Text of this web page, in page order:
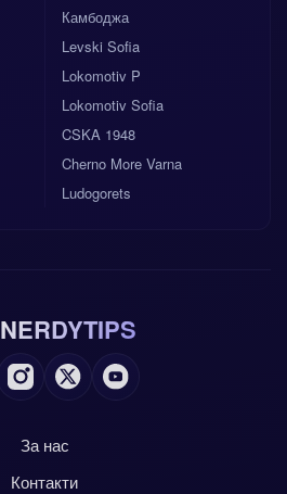
Камбоджа
Levski Sofia
Lokomotiv P
Lokomotiv Sofia
CSKA 1948
Cherno More Varna
Ludogorets
NERDYTIPS
За нас
Контакти